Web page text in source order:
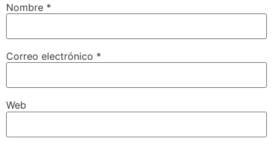
Nombre *
Correo electrónico *
Web